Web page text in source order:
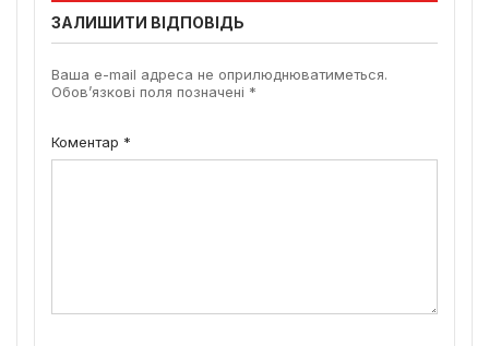
ЗАЛИШИТИ ВІДПОВІДЬ
Ваша e-mail адреса не оприлюднюватиметься.
Обов’язкові поля позначені *
Коментар *